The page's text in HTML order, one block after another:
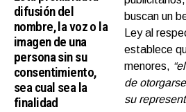
difusión del
nombre, la voz o la
imagen de una
persona sin su
consentimiento,
sea cual sea la
finalidad
buscan un
Ley al
establece
menores,
de
su